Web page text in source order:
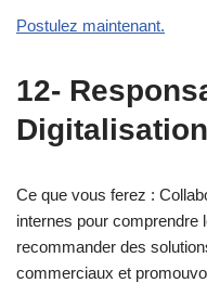
Postulez maintenant.
12-
Digitalisation
Ce que vous ferez :
internes pour comprendre
recommander des
commerciaux et